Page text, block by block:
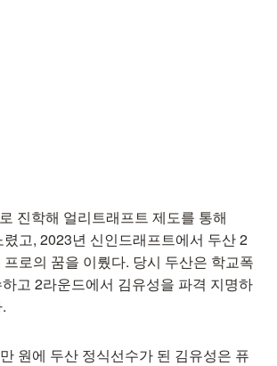
진학해 얼리트래프트 제도를 통해
고, 2023년 신인드래프트에서 두산 2
로의 꿈을 이뤘다. 당시 두산은 학교폭
고 2라운드에서 김유성을 파격 지명하
원에 두산 정식선수가 된 김유성은 퓨